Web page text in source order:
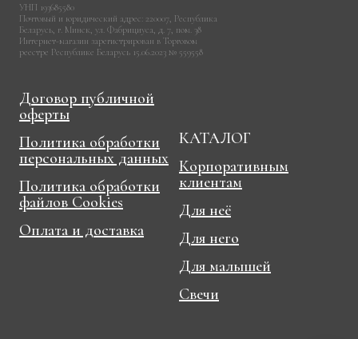
УНП 193685580
Почтовый и юридический адрес: 220007, Республика
Беларусь, г. Минск, ул. Фабрициуса, д. 7, пом. 38
Интернет-магазин зарегистрирован в Торговом
реестре Республике Беларусь 15.06.2023 № 559558
Договор публичной
оферты
Политика обработки
персональных данных
Политика обработки
файлов Cookies
Оплата и доставка
КАТАЛОГ
Корпоративным
клиентам
Для неё
Для него
Для малышей
Свечи